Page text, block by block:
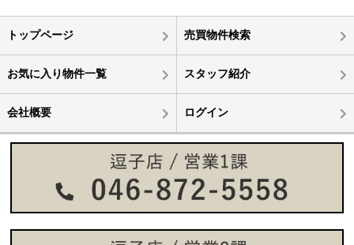
トップページ 売買物件検索
お気に入り物件一覧 スタッフ紹介
会社概要 ログイン